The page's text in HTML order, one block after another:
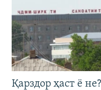
Қарздор ҳаст ё